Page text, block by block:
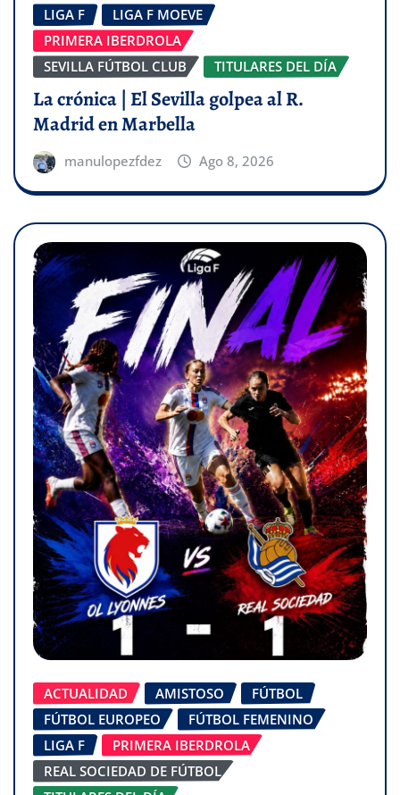
LIGA F
LIGA F MOEVE
PRIMERA IBERDROLA
SEVILLA FÚTBOL CLUB
TITULARES DEL DÍA
La crónica | El Sevilla golpea al R.
Madrid en Marbella
manulopezfdez Ago 8, 2026
ACTUALIDAD AMISTOSO
FÚTBOL
FÚTBOL EUROPEO
FÚTBOL FEMENINO
LIGA F
PRIMERA IBERDROLA
REAL SOCIEDAD DE FÚTBOL